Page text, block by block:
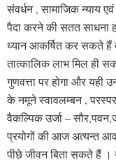
संवर्धन , सामाजिक न्याय
पैदा करने की सतत साधना
ध्यान आकर्षित कर सकते हैं
तात्कालिक लाभ मिल ही
गुणवत्ता पर होगा और यही
के नमूने स्वावलम्बन ,
वैकल्पिक उर्जा –
प्रयोगों की आज अत्यन्त
पीछे जीवन बिता सकते हैं ।